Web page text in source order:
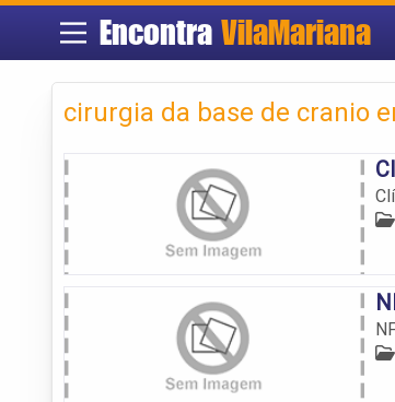
Encontra VilaMariana
cirurgia da base de cranio